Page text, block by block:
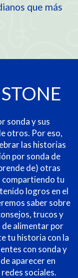
que más
sonda y sus
otros. Por eso,
las historias
por sonda de
de) otras
compartiendo tu
logros en el
saber sobre
trucos y
de alimentar por
tu historia con la
con sonda y
aparecer en
sociales.